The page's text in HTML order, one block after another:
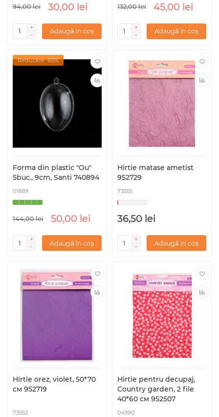
94,00 lei 30,00 lei
Adaugă în coș
132,00 lei 45,00 lei
Adaugă în coș
Reducere -65%
Forma din plastic "Ou"
5buc., 9cm, Santi 740894
01889
144,00 lei 50,00 lei
Adaugă în coș
Hirtie matase ametist
952729
73555
36,50 lei
Adaugă în coș
Hirtie orez, violet, 50*70
см 952719
73552
Hirtie pentru decupaj,
Country garden, 2 file
40*60 см 952507
04990